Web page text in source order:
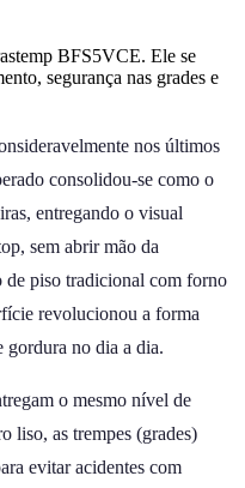
BFS5VCE. Ele se
segurança nas grades e
nos últimos
consolidou-se como o
entregando o visual
sem abrir mão da
de piso tradicional com forno
revolucionou a forma
gordura no dia a dia.
o mesmo nível de
liso, as trempes (grades)
evitar acidentes com